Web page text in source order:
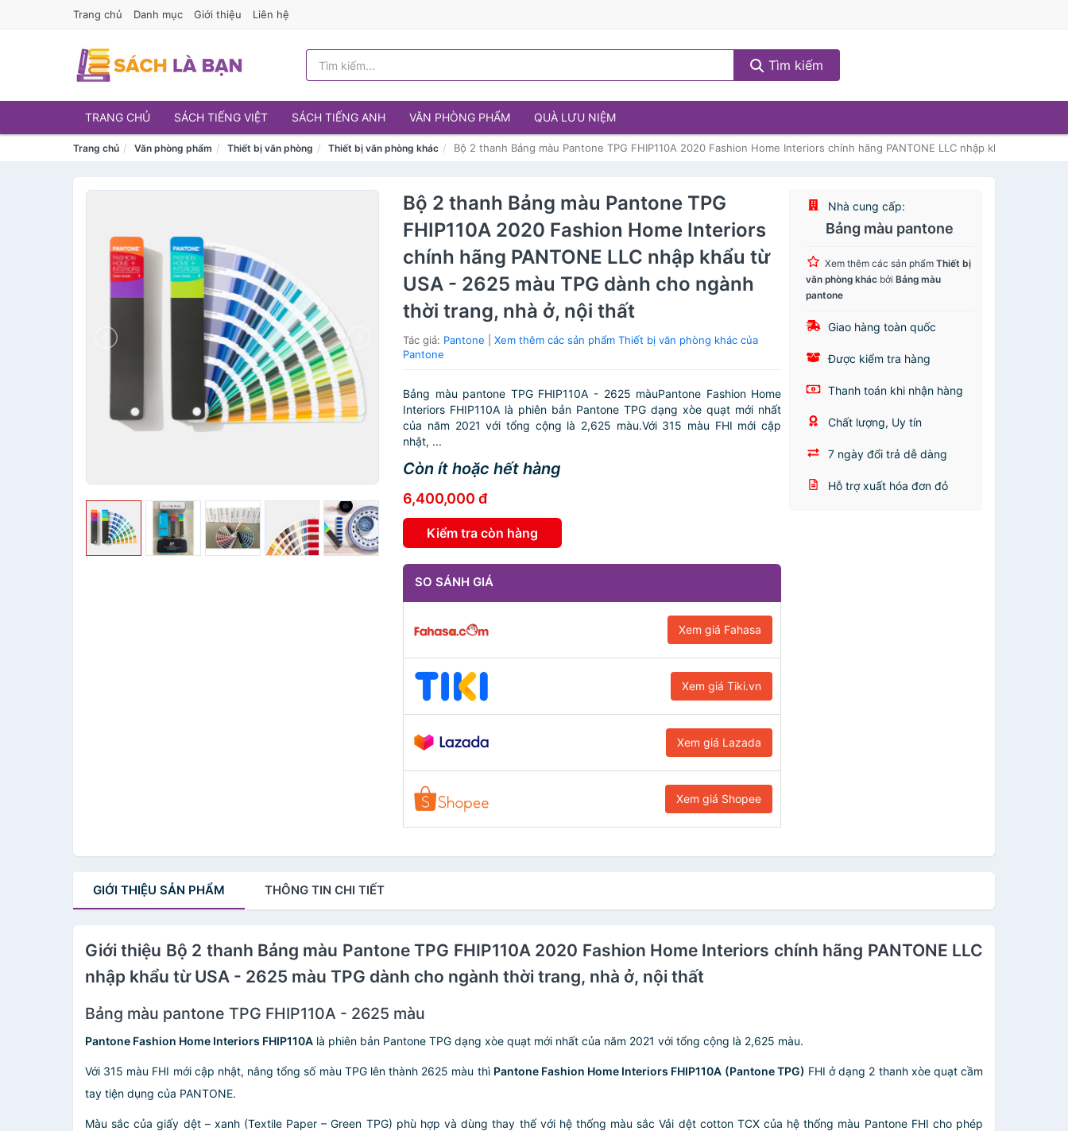
Trang chủ Danh mục Giới thiệu Liên hệ
Tìm kiếm
TRANG CHỦ SÁCH TIẾNG VIỆT SÁCH TIẾNG ANH VĂN PHÒNG PHẨM QUÀ LƯU NIỆM
Trang chủ Văn phòng phẩm Thiết bị văn phòng Thiết bị văn phòng khác Bộ 2 thanh Bảng màu Pantone TPG FHIP110A 2020 Fashion Home Interiors chính hãng PANTONE LLC nhập khẩu từ USA
Bộ 2 thanh Bảng màu Pantone TPG
FHIP110A 2020 Fashion Home Interiors
chính hãng PANTONE LLC nhập khẩu từ
USA - 2625 màu TPG dành cho ngành
thời trang, nhà ở, nội thất
Tác giả: Pantone |Xem thêm các sản phẩm Thiết bị văn phòng khác của
Pantone
Bảng màu pantone TPG FHIP110A - 2625 màuPantone Fashion Home
Interiors FHIP110A là phiên bản Pantone TPG dạng xòe quạt mới nhất
của năm 2021 với tổng cộng là 2,625 màu.Với 315 màu FHI mới cập
nhật, ...
Còn ít hoặc hết hàng
6,400,000 đ
Kiểm tra còn hàng
SO SÁNH GIÁ
Xem giá Fahasa
Xem giá Tiki.vn
Xem giá Lazada
Xem giá Shopee
Nhà cung cấp:
Bảng màu pantone
Xem thêm các sản phẩmThiết bị
văn phòng khác bởiBảng màu
pantone
Giao hàng toàn quốc
Được kiểm tra hàng
Thanh toán khi nhận hàng
Chất lượng, Uy tín
7 ngày đổi trả dễ dàng
Hỗ trợ xuất hóa đơn đỏ
GIỚI THIỆU SẢN PHẨM THÔNG TIN CHI TIẾT
Giới thiệu Bộ 2 thanh Bảng màu Pantone TPG FHIP110A 2020 Fashion Home Interiors chính hãng PANTONE LLC
nhập khẩu từ USA - 2625 màu TPG dành cho ngành thời trang, nhà ở, nội thất
Bảng màu pantone TPG FHIP110A - 2625 màu
Pantone Fashion Home Interiors FHIP110A là phiên bản Pantone TPG dạng xòe quạt mới nhất của năm 2021 với tổng cộng là 2,625 màu.
Với 315 màu FHI mới cập nhật, nâng tổng số màu TPG lên thành 2625 màu thì Pantone Fashion Home Interiors FHIP110A (Pantone TPG) FHI ở dạng 2 thanh xòe quạt cầm
tay tiện dụng của PANTONE.
Màu sắc của giấy dệt – xanh (Textile Paper – Green TPG) phù hợp và dùng thay thế với hệ thống màu sắc Vải dệt cotton TCX của hệ thống màu Pantone FHI cho phép